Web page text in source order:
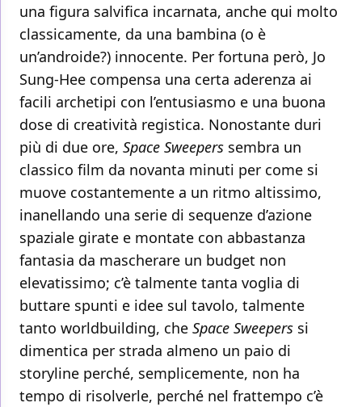
una figura salvifica incarnata, anche qui molto
classicamente, da una bambina (o è
un’androide?) innocente. Per fortuna però, Jo
Sung-Hee compensa una certa aderenza ai
facili archetipi con l’entusiasmo e una buona
dose di creatività registica. Nonostante duri
più di due ore, Space Sweepers sembra un
classico film da novanta minuti per come si
muove costantemente a un ritmo altissimo,
inanellando una serie di sequenze d’azione
spaziale girate e montate con abbastanza
fantasia da mascherare un budget non
elevatissimo; c’è talmente tanta voglia di
buttare spunti e idee sul tavolo, talmente
tanto worldbuilding, che Space Sweepers si
dimentica per strada almeno un paio di
storyline perché, semplicemente, non ha
tempo di risolverle, perché nel frattempo c’è